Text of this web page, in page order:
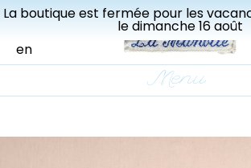
La boutique est fermée pour les
le dimanche 16 août
Livraisons gratuites à partir de 150€ en France.
en
Menu